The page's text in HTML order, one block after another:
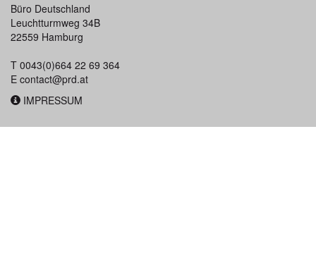
Büro Deutschland
Leuchtturmweg 34B
22559 Hamburg
T 0043(0)664 22 69 364
E contact@prd.at
IMPRESSUM